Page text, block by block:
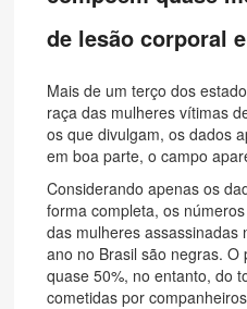
de lesão corporal
Mais de um terço dos
raça das mulheres vítimas
os que divulgam, os dados
em boa parte, o campo
Considerando apenas os
forma completa, os
das mulheres
ano no Brasil são negras. O
quase 50%, no entanto, do
cometidas por